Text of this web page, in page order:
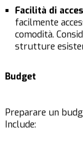
Facilità di
facilmente
comodità.
strutture
Budget
Preparare un
Include: